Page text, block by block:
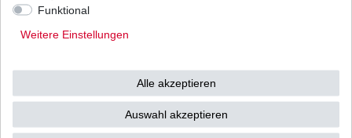
Funktional
Weitere Einstellungen
Alle akzeptieren
Auswahl akzeptieren